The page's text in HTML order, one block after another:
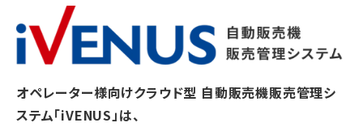
オペレーター様向けクラウド型 自動販売機販売管理シ
ステム「iVENUS」は、